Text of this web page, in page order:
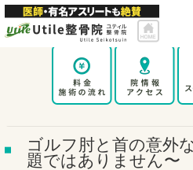
ゴルフ肘と首の意外
題ではありません〜